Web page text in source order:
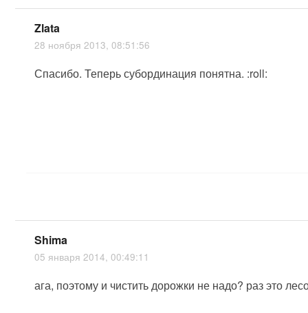
Zlata
28 ноября 2013, 08:51:56
Спасибо. Теперь субординация понятна. :roll:
Shima
05 января 2014, 00:49:11
ага, поэтому и чистить дорожки не надо? раз это